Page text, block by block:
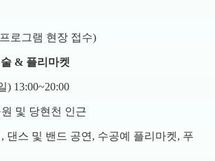
로그램 현장 접수)
& 플리마켓
) 13:00~20:00
및 당현천 인근
댄스 및 밴드 공연, 수공예 플리마켓, 푸